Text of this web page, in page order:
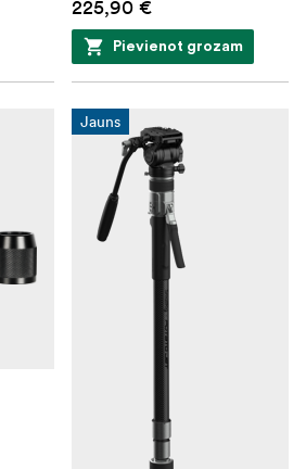
225,90 €
Pievienot grozam
Jauns